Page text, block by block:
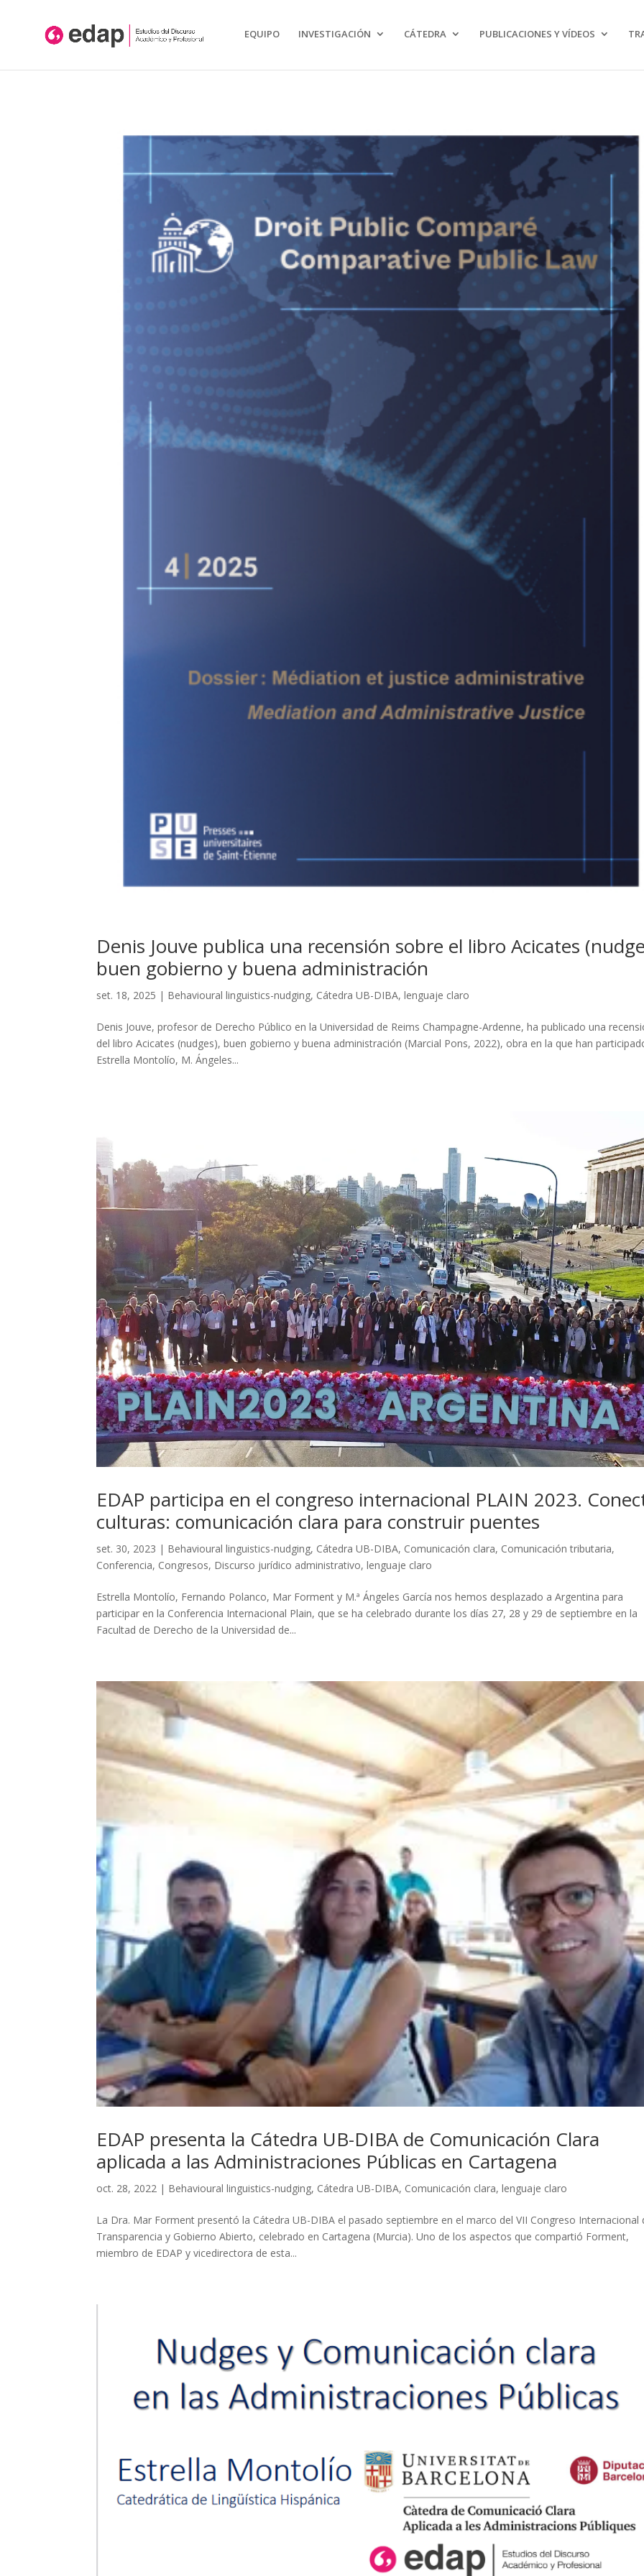
EQUIPO INVESTIGACIÓN CÁTEDRA PUBLICACIONES Y VÍDEOS
Denis Jouve publica una recensión sobre el libro Acicates
buen gobierno y buena administración
set. 18, 2025 | Behavioural linguistics-nudging, Cátedra UB-DIBA,lenguaje claro
Denis Jouve, profesor de Derecho Público en la Universidad de Reims Champagne-Ardenne, ha publicado una
del libro Acicates (nudges), buen gobierno y buena administración (Marcial Pons, 2022), obra en la que han
Estrella Montolío, M. Ángeles...
EDAP participa en el congreso internacional PLAIN 2023.
culturas: comunicación clara para construir puentes
set. 30, 2023 | Behavioural linguistics-nudging, Cátedra UB-DIBA, Comunicación clara, Comunicación tributaria,
Conferencia, Congresos, Discurso jurídico administrativo,lenguaje claro
Estrella Montolío, Fernando Polanco, Mar Forment y M.ª Ángeles García nos hemos desplazado a Argentina para
participar en la Conferencia Internacional Plain, que se ha celebrado durante los días 27, 28 y 29 de septiembre en la
Facultad de Derecho de la Universidad de...
EDAP presenta la Cátedra UB-DIBA de Comunicación Clara
aplicada a las Administraciones Públicas en Cartagena
oct. 28, 2022 | Behavioural linguistics-nudging, Cátedra UB-DIBA, Comunicación clara,lenguaje claro
La Dra. Mar Forment presentó la Cátedra UB-DIBA el pasado septiembre en el marco del VII Congreso Internacional
Transparencia y Gobierno Abierto, celebrado en Cartagena (Murcia). Uno de los aspectos que compartió Forment,
miembro de EDAP y vicedirectora de esta...